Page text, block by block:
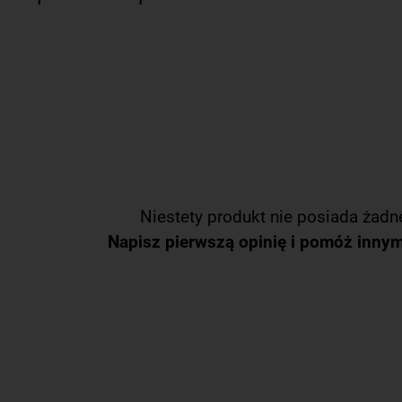
Niestety produkt nie posiada
Napisz pierwszą opinię i pomóż